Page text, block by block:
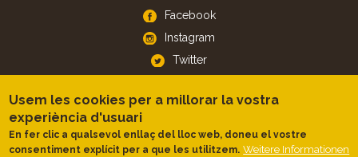
Facebook
Instagram
Twitter
APP
iOS
Android
Usem les cookies per a millorar la vostra
experiència d'usuari
En fer clic a qualsevol enllaç del lloc web, doneu el vostre
consentiment explícit per a que les utilitzem. Weitere Informationen